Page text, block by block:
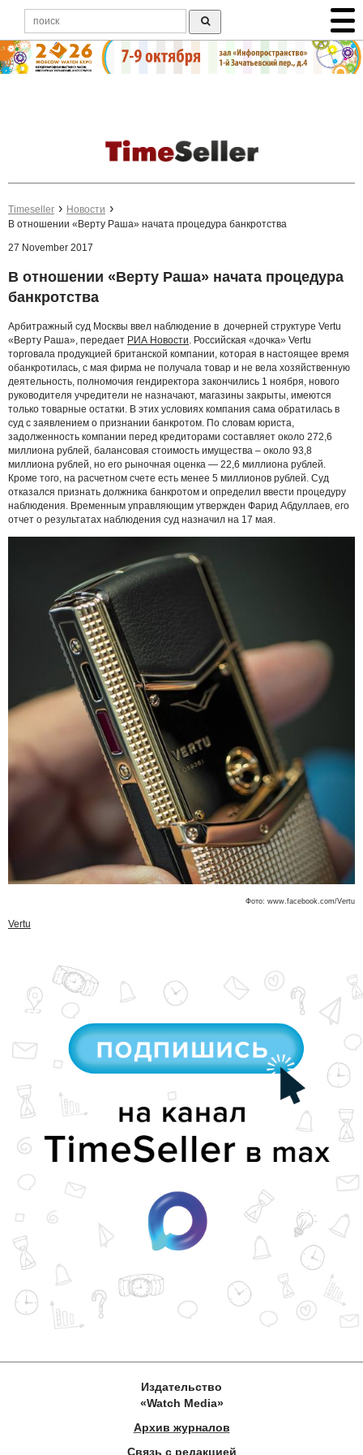
Timeseller
Новости
В отношении «Верту Раша» начата процедура банкротства
27 November 2017
В отношении «Верту Раша» начата процедура
банкротства
Арбитражный суд Москвы ввел наблюдение в дочерней структуре Vertu
«Верту Раша», передает РИА Новости. Российская «дочка» Vertu
торговала продукцией британской компании, которая в настоящее время
обанкротилась, с мая фирма не получала товар и не вела хозяйственную
деятельность, полномочия гендиректора закончились 1 ноября, нового
руководителя учредители не назначают, магазины закрыты, имеются
только товарные остатки. В этих условиях компания сама обратилась в
суд с заявлением о признании банкротом. По словам юриста,
задолженность компании перед кредиторами составляет около 272,6
миллиона рублей, балансовая стоимость имущества – около 93,8
миллиона рублей, но его рыночная оценка — 22,6 миллиона рублей.
Кроме того, на расчетном счете есть менее 5 миллионов рублей. Суд
отказался признать должника банкротом и определил ввести процедуру
наблюдения. Временным управляющим утвержден Фарид Абдуллаев, его
отчет о результатах наблюдения суд назначил на 17 мая.
Фото: www.facebook.com/Vertu
Vertu
Издательство
«Watch Media»
Архив журналов
Связь с редакцией